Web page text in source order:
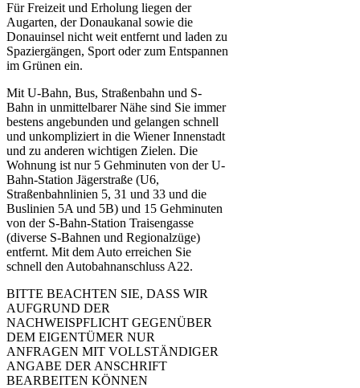
Für Freizeit und Erholung liegen der
Augarten, der Donaukanal sowie die
Donauinsel nicht weit entfernt und laden zu
Spaziergängen, Sport oder zum Entspannen
im Grünen ein.
Mit U-Bahn, Bus, Straßenbahn und S-
Bahn in unmittelbarer Nähe sind Sie immer
bestens angebunden und gelangen schnell
und unkompliziert in die Wiener Innenstadt
und zu anderen wichtigen Zielen. Die
Wohnung ist nur 5 Gehminuten von der U-
Bahn-Station Jägerstraße (U6,
Straßenbahnlinien 5, 31 und 33 und die
Buslinien 5A und 5B) und 15 Gehminuten
von der S-Bahn-Station Traisengasse
(diverse S-Bahnen und Regionalzüge)
entfernt. Mit dem Auto erreichen Sie
schnell den Autobahnanschluss A22.
BITTE BEACHTEN SIE, DASS WIR
AUFGRUND DER
NACHWEISPFLICHT GEGENÜBER
DEM EIGENTÜMER NUR
ANFRAGEN MIT VOLLSTÄNDIGER
ANGABE DER ANSCHRIFT
BEARBEITEN KÖNNEN